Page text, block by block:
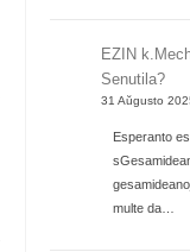
EZIN
Senutila?
31 Aŭgusto
Esperanto
multe da…